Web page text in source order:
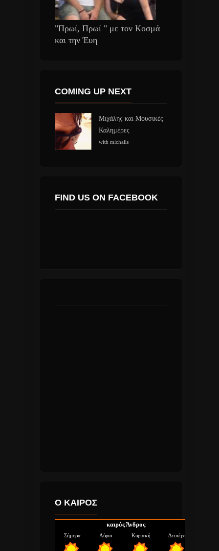
"Πρωί, Πρωί " με τον Κοσμά
και την Έυη
COMING UP NEXT
Μιχάλης και Μουσικές
Καλημέρες
with michalis
FIND US ON FACEBOOK
Ο ΚΑΙΡΟΣ
καιρός Άνδρος